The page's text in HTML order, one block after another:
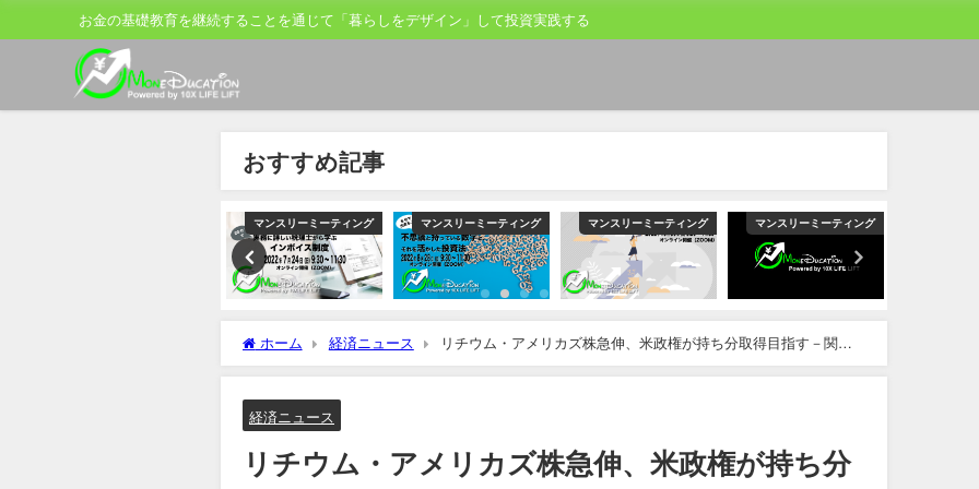
お金の基礎教育を継続することを通じて「暮らしをデザイン」して投資実践する
おすすめ記事
マンスリーミーティング マンスリーミーティング マンスリーミーティング マンスリーミーティング
ホーム 経済ニュース
リチウム・アメリカズ株急伸、米政権が持ち分取得目指す－関係
者
経済ニュース
リチウム・アメリカズ株急伸、米政権が持ち分